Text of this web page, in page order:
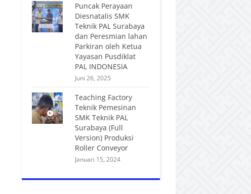
Puncak Perayaan
Diesnatalis SMK
Teknik PAL Surabaya
dan Peresmian lahan
Parkiran oleh Ketua
Yayasan Pusdiklat
PAL INDONESIA
Juni 26, 2025
Teaching Factory
Teknik Pemesinan
SMK Teknik PAL
Surabaya (Full
Version) Produksi
Roller Conveyor
Januari 15, 2024